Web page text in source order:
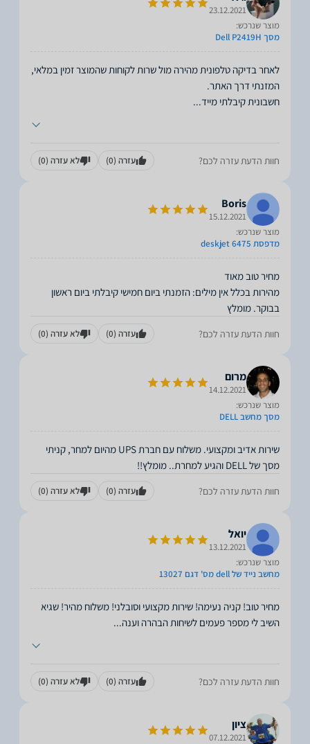
23.12.2021
מוצר שנרכש:
מסך Dell P2419H
לאחר בדיקה טלפונית מהירה מול שרות לקוחות שהמוצר זמין במלאי,
חשבונית קיבלתי מייד...
חוות הדעת עזרה לכם? עזרה (0) לא עזרה (0)
Boris
15.12.2021
מוצר שנרכש:
מדפסת deskjet 6475
מהירות בכלל אין מילים: הזמנתי ביום חמישי קיבלתי ביום ראשון
בבוקר. מומלץ
חוות הדעת עזרה לכם? עזרה (0) לא עזרה (0)
מרום
14.12.2021
מוצר שנרכש:
מסך מחשב DELL
שירות אדיב ומקצועי. משלוח עם חברת UPS מהיום למחר, קניתי
מסך של DELL והגיע למחרת.. מומלץ!!
חוות הדעת עזרה לכם? עזרה (0) לא עזרה (0)
יואל
13.12.2021
מוצר שנרכש:
מחשב נייד של dell מס' דגם 13027
מחיר טוב! קניה נעימה! שירות מקצועי וסובלני! משלוח מהיר! שגיא
השיב לי מספר פעמים לשיחות הבהרה וענה...
חוות הדעת עזרה לכם? עזרה (0) לא עזרה (0)
ציון
07.12.2021